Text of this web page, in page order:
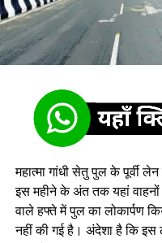
महात्मा गांधी सेतु पुल के पूर्वी
इस महीने के अंत तक यहां
वाले हफ्ते में पुल का लोकार्पण
नहीं की गई है। अंदेशा है कि इस